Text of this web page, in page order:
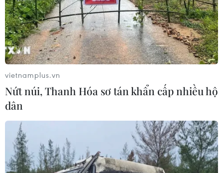
Hà Nội nâng cao trách nhiệm hơn 10.000
tổ giám sát COVID-19 cộng đồng
15/02/2021 13:04
Chủ tịch UBND thành phố Hà Nội đề nghị các quận,
huyện, thị xã chỉ đạo các xã, phường, thị trấn triển khai
ngay các biện pháp tăng cường kiểm soát, nắm chắc
tình hình di biến động trên địa bàn dân cư.
vietnamplus.vn
Nứt núi, Thanh Hóa sơ tán khẩn cấp nhiều hộ
dân